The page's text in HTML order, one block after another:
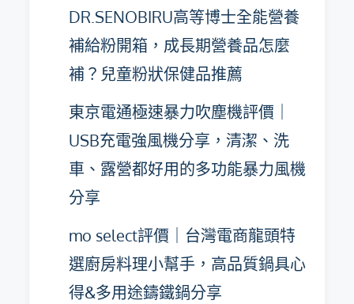
DR.SENOBIRU高等博士全能營養
補給粉開箱，成長期營養品怎麼
補？兒童粉狀保健品推薦
東京電通極速暴力吹塵機評價｜
USB充電強風機分享，清潔、洗
車、露營都好用的多功能暴力風機
分享
mo select評價｜台灣電商龍頭特
選廚房料理小幫手，高品質鍋具心
得&多用途鑄鐵鍋分享